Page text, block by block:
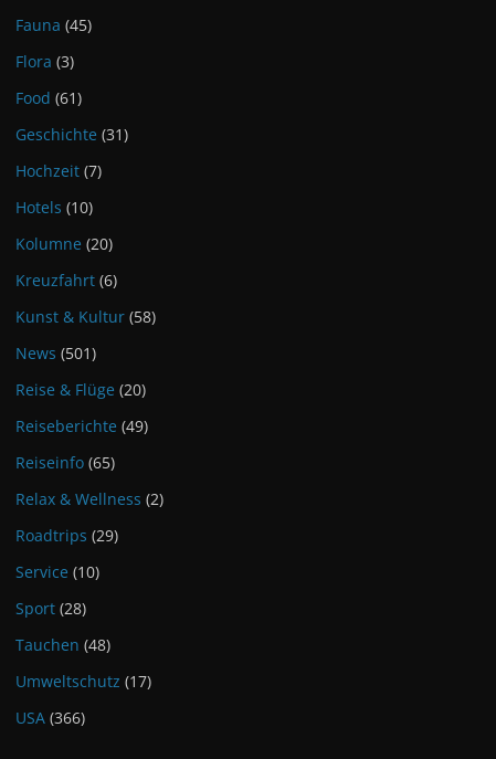
Fauna (45)
Flora (3)
Food (61)
Geschichte (31)
Hochzeit (7)
Hotels (10)
Kolumne (20)
Kreuzfahrt (6)
Kunst & Kultur (58)
News (501)
Reise & Flüge (20)
Reiseberichte (49)
Reiseinfo (65)
Relax & Wellness (2)
Roadtrips (29)
Service (10)
Sport (28)
Tauchen (48)
Umweltschutz (17)
USA (366)